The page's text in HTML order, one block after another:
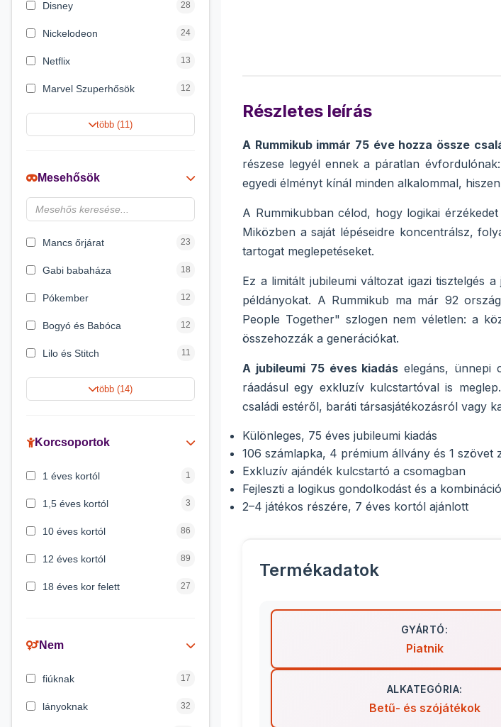
Disney 28
Nickelodeon 24
Netflix 13
Marvel Szuperhősök 12
Summer Toys 10
Noris
Disney hercegnők 6
több (11)
Mesehősök
Mancs őrjárat 23
Gabi babaháza 18
Pókember 12
Bogyó és Babóca 12
Lilo és Stitch 11
Harry Potter 9
Peppa malac
több (14)
Korcsoportok
1 éves kortól 1
1,5 éves kortól 3
10 éves kortól 86
12 éves kortól 89
18 éves kor felett 27
3 éves kortól 200
Nem
fiúknak 17
lányoknak 32
Részletes leírás
A Rummikub immár 75 éve hozza össze
részese legyél ennek a páratlan
egyedi élményt kínál minden alkalommal,
A Rummikubban célod, hogy logikai
Miközben a saját lépéseidre koncentrálsz,
tartogat meglepetéseket.
Ez a limitált jubileumi változat igazi tisztelgés
példányokat. A Rummikub ma már 92
People Together" szlogen nem véletlen: a
összehozzák a generációkat.
A jubileumi 75 éves kiadás elegáns, ünnepi
ráadásul egy exkluzív kulcstartóval is
családi estéről, baráti társasjátékozásról vagy
Különleges, 75 éves jubileumi kiadás
106 számlapka, 4 prémium állvány és 1 szövet
Exkluzív ajándék kulcstartó a csomagban
Fejleszti a logikus gondolkodást és a
2–4 játékos részére, 7 éves kortól ajánlott
Termékadatok
GYÁRTÓ:
Piatnik
ALKATEGÓRIA:
Betű- és szójátékok